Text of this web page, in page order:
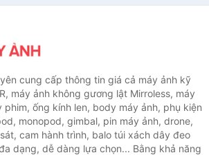
cung cấp thông tin giá cả máy ảnh kỹ
máy ảnh không gương lật Mirroless, máy
phim, ống kính len, body máy ảnh, phụ kiện
monopod, gimbal, pin máy ảnh, drone,
cam hành trình, balo túi xách dây đeo
dạng, dễ dàng lựa chọn... Bằng khả năng